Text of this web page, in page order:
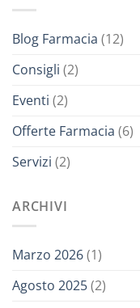
Blog Farmacia (12)
Consigli (2)
Eventi (2)
Offerte Farmacia (6)
Servizi (2)
ARCHIVI
Marzo 2026(1)
Agosto 2025(2)